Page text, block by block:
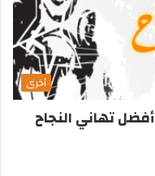
أخرى
عبارات الف مبروك النجاح 2025 أفضل تهاني النجاح